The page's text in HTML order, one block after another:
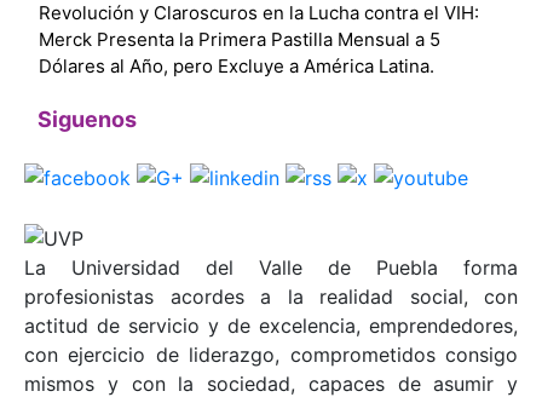
Revolución y Claroscuros en la Lucha contra el VIH:
Merck Presenta la Primera Pastilla Mensual a 5
Dólares al Año, pero Excluye a América Latina.
Siguenos
La Universidad del Valle de Puebla forma
profesionistas acordes a la realidad social, con
actitud de servicio y de excelencia, emprendedores,
con ejercicio de liderazgo, comprometidos consigo
mismos y con la sociedad, capaces de asumir y